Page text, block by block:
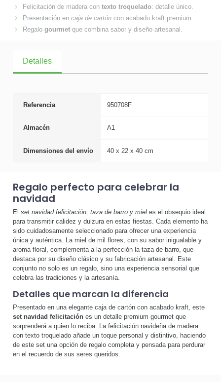
Felicitación de madera con texto troquelado: detalle único.
Presentación en caja de cartóncon acabado kraft premium.
Regalo gourmetque combina sabor y diseño artesanal.
Detalles
Referencia 950708F
Almacén A1
Dimensiones del envío 40 x 22 x 40 cm
Regalo perfecto para celebrar la
navidad
El set navidad felicitación, taza de barro y miel es el obsequio ideal
para transmitir calidez y dulzura en estas fiestas. Cada elemento ha
sido cuidadosamente seleccionado para ofrecer una experiencia
única y auténtica. La miel de mil flores, con su sabor inigualable y
aroma floral, complementa a la perfección la taza de barro, que
destaca por su diseño clásico y su fabricación artesanal. Este
conjunto no solo es un regalo, sino una experiencia sensorial que
celebra las tradiciones y la artesanía.
Detalles que marcan la diferencia
Presentado en una elegante caja de cartón con acabado kraft, este
set navidad felicitación es un detalle premium gourmet que
sorprenderá a quien lo reciba. La felicitación navideña de madera
con texto troquelado añade un toque personal y distintivo, haciendo
de este set una opción de regalo completa y pensada para perdurar
en el recuerdo de sus seres queridos.